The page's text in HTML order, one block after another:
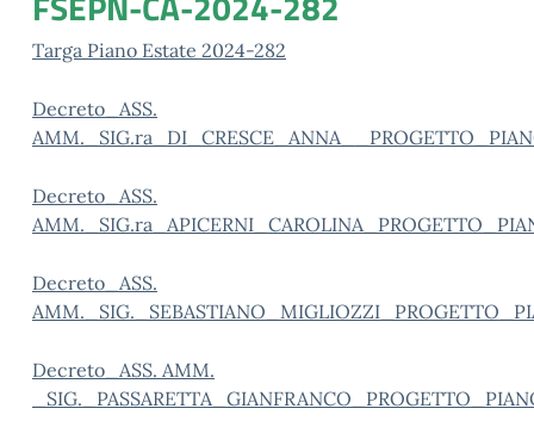
Targa Piano Estate 2024-282
Decreto_ASS.
Decreto_ASS.
Decreto_ASS.
Decreto_ASS. AMM.